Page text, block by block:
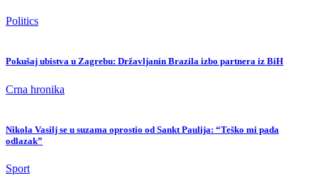
Politics
Pokušaj ubistva u Zagrebu: Državljanin Brazila izbo partnera iz BiH
Crna hronika
Nikola Vasilj se u suzama oprostio od Sankt Paulija: “Teško mi pada
odlazak”
Sport